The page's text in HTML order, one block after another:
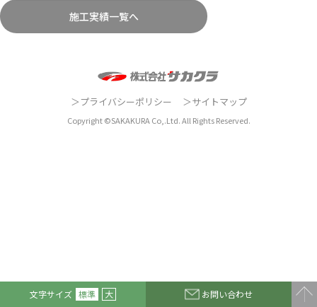
施工実績一覧へ
プライバシーポリシー サイトマップ
Copyright ©SAKAKURA Co,.Ltd. All Rights Reserved.
文字サイズ 標準 大 お問い合わせ